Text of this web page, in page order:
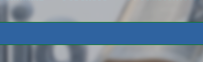
RADIOPREDICATION.FR